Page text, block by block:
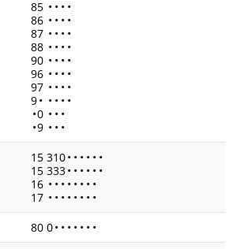
85 • • • •
86 • • • •
87 • • • •
88 • • • •
90 • • • •
96 • • • •
97 • • • •
9• • • • •
•0 • • •
•9 • • •
15 310• • • • • •
15 333• • • • • •
16 • • • • • • • •
17 • • • • • • • •
80 0• • • • • • •